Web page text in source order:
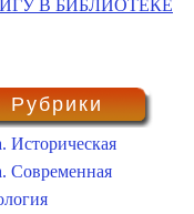
В БИБЛИОТЕКЕ
Рубрики
Историческая
Современная